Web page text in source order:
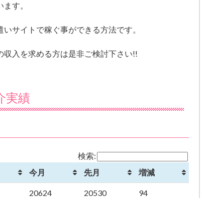
す。
サイトで稼ぐ事ができる方法です。
収入を求める方は是非ご検討下さい!!
実績
検索:
今月 先月 増減
20624 20530 94